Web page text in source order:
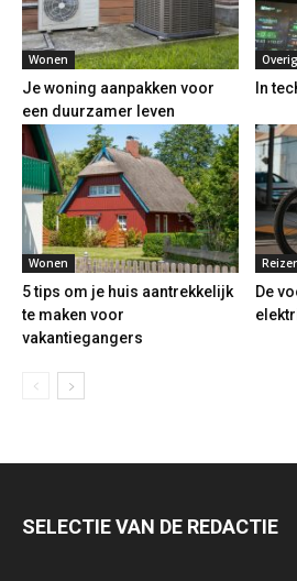
Wonen
Je woning aanpakken voor
een duurzamer leven
In
Wonen
5 tips om je huis aantrekkelijk
te maken voor
vakantiegangers
De
SELECTIE VAN DE REDACTIE